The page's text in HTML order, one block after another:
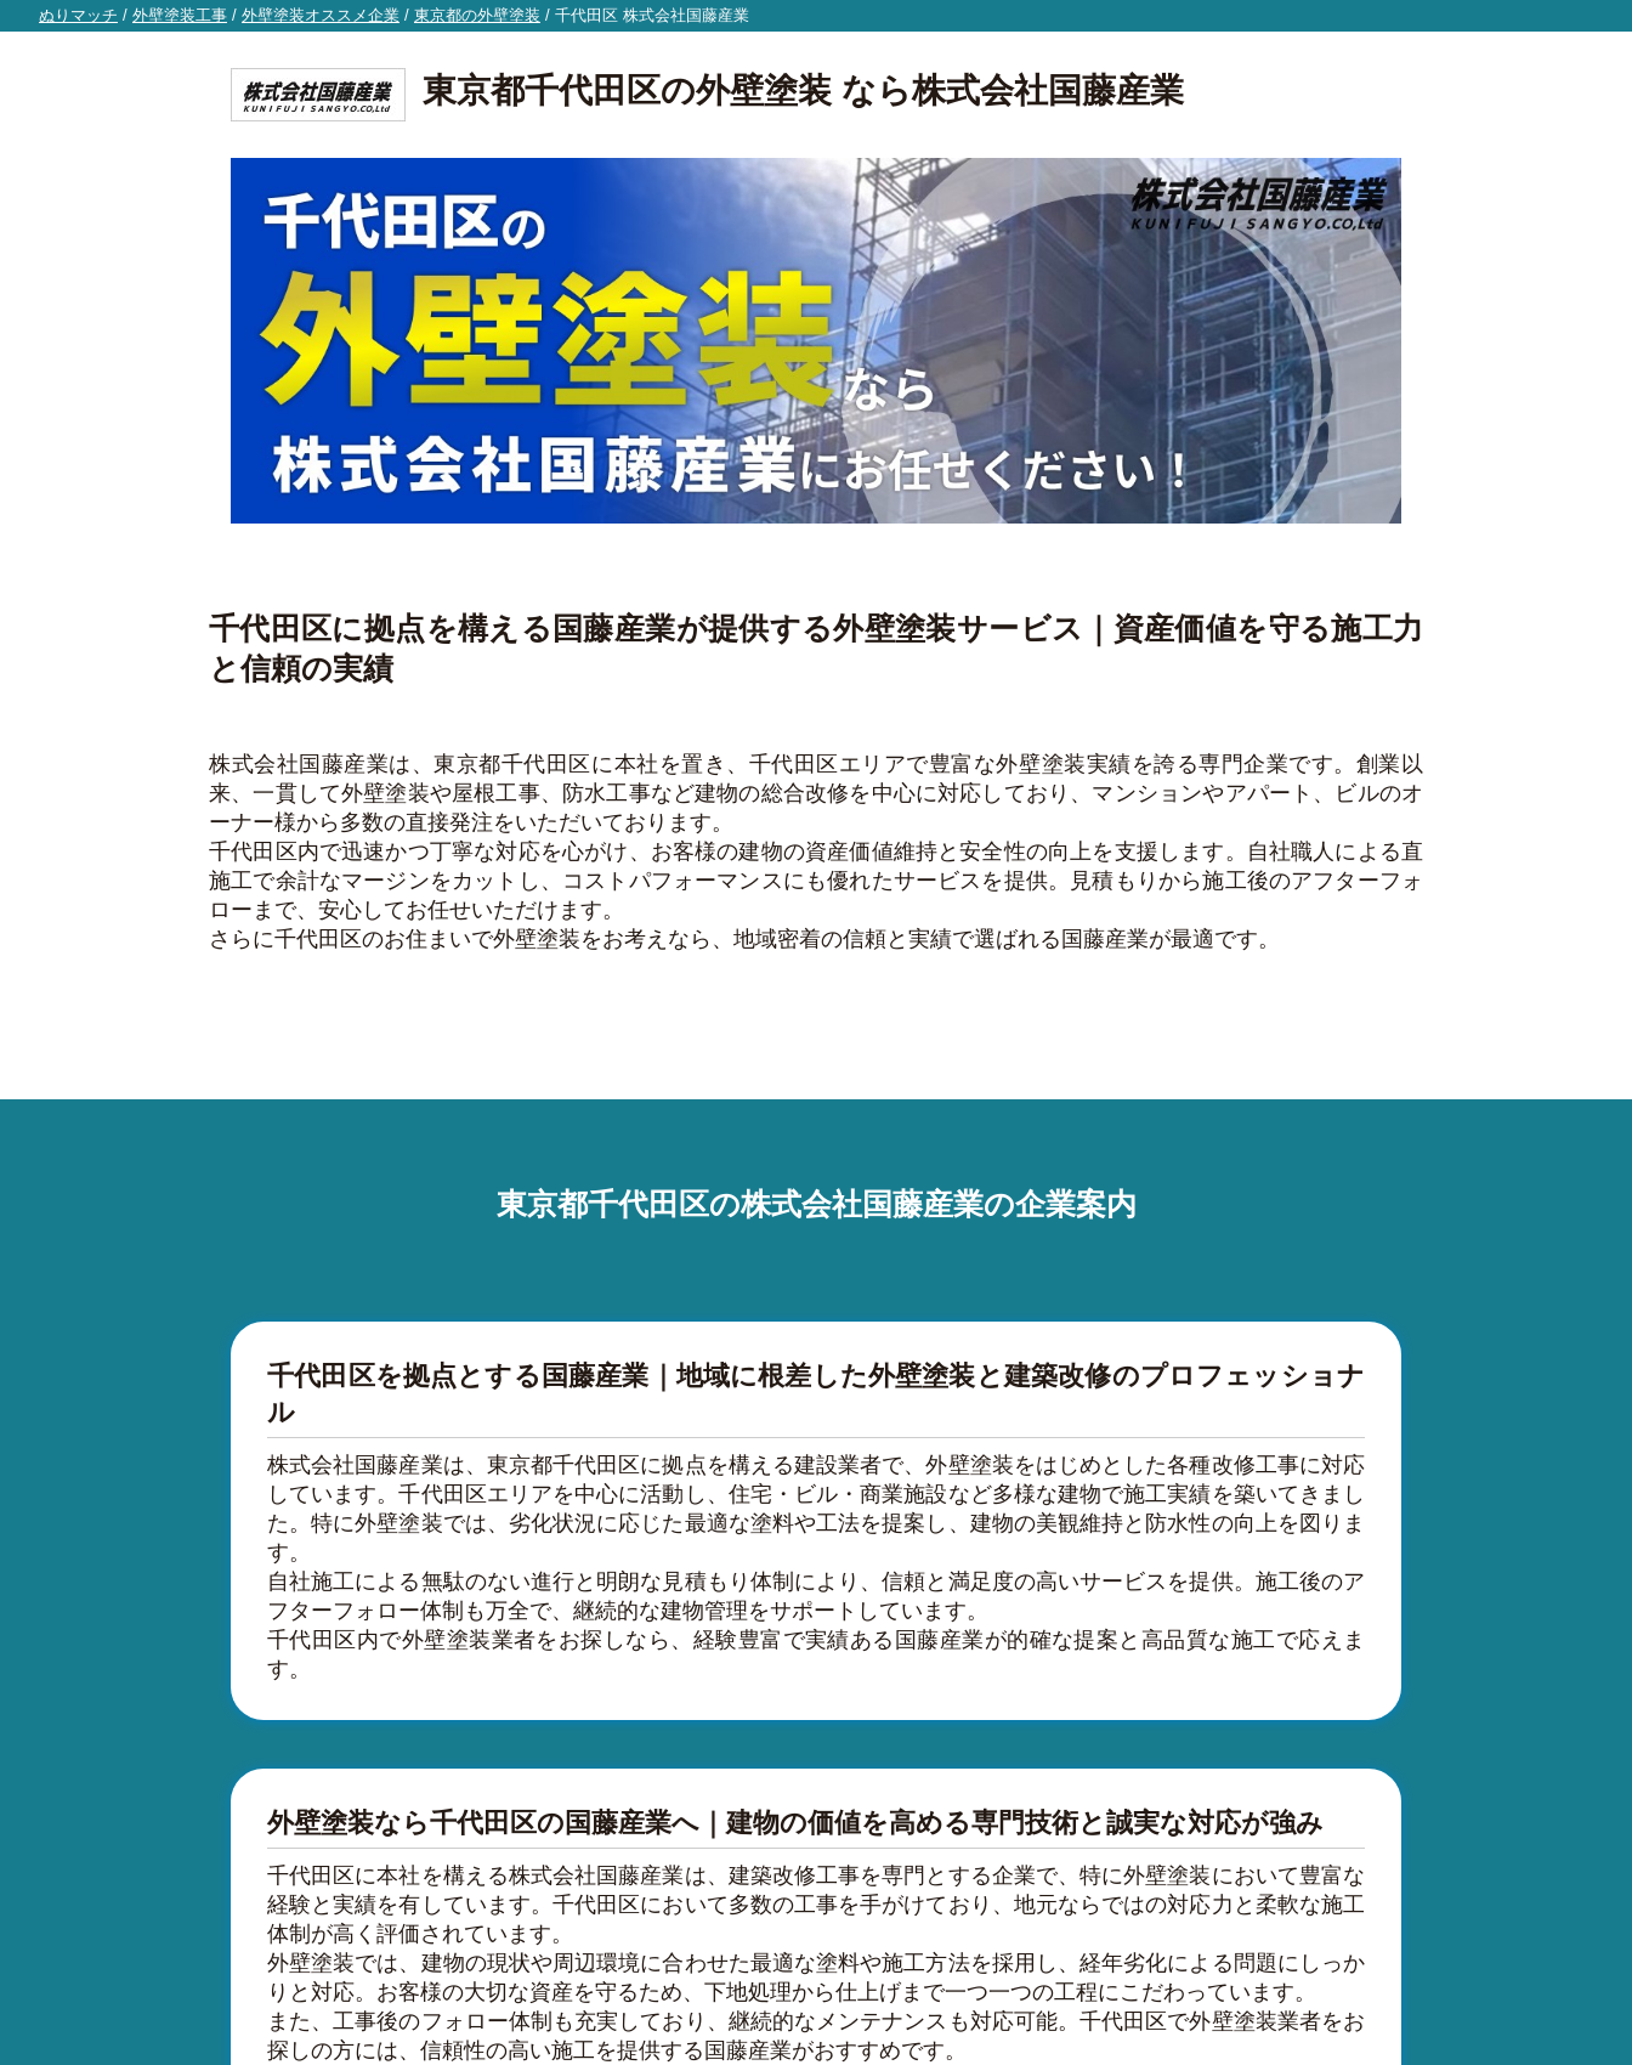
ぬりマッチ / 外壁塗装工事 / 外壁塗装オススメ企業 / 東京都の外壁塗装 / 千代田区 株式会社国藤産業
東京都千代田区の外壁塗装 なら株式会社国藤産業
千代田区に拠点を構える国藤産業が提供する外壁塗装サービス｜資産価値を守る施工力
と信頼の実績
株式会社国藤産業は、東京都千代田区に本社を置き、千代田区エリアで豊富な外壁塗装実績を誇る専門企業です。創業以
来、一貫して外壁塗装や屋根工事、防水工事など建物の総合改修を中心に対応しており、マンションやアパート、ビルのオ
ーナー様から多数の直接発注をいただいております。
千代田区内で迅速かつ丁寧な対応を心がけ、お客様の建物の資産価値維持と安全性の向上を支援します。自社職人による直
施工で余計なマージンをカットし、コストパフォーマンスにも優れたサービスを提供。見積もりから施工後のアフターフォ
ローまで、安心してお任せいただけます。
さらに千代田区のお住まいで外壁塗装をお考えなら、地域密着の信頼と実績で選ばれる国藤産業が最適です。
東京都千代田区の株式会社国藤産業の企業案内
千代田区を拠点とする国藤産業｜地域に根差した外壁塗装と建築改修のプロフェッショナ
ル
株式会社国藤産業は、東京都千代田区に拠点を構える建設業者で、外壁塗装をはじめとした各種改修工事に対応
しています。千代田区エリアを中心に活動し、住宅・ビル・商業施設など多様な建物で施工実績を築いてきまし
た。特に外壁塗装では、劣化状況に応じた最適な塗料や工法を提案し、建物の美観維持と防水性の向上を図りま
す。
自社施工による無駄のない進行と明朗な見積もり体制により、信頼と満足度の高いサービスを提供。施工後のア
フターフォロー体制も万全で、継続的な建物管理をサポートしています。
千代田区内で外壁塗装業者をお探しなら、経験豊富で実績ある国藤産業が的確な提案と高品質な施工で応えま
す。
外壁塗装なら千代田区の国藤産業へ｜建物の価値を高める専門技術と誠実な対応が強み
千代田区に本社を構える株式会社国藤産業は、建築改修工事を専門とする企業で、特に外壁塗装において豊富な
経験と実績を有しています。千代田区において多数の工事を手がけており、地元ならではの対応力と柔軟な施工
体制が高く評価されています。
外壁塗装では、建物の現状や周辺環境に合わせた最適な塗料や施工方法を採用し、経年劣化による問題にしっか
りと対応。お客様の大切な資産を守るため、下地処理から仕上げまで一つ一つの工程にこだわっています。
また、工事後のフォロー体制も充実しており、継続的なメンテナンスも対応可能。千代田区で外壁塗装業者をお
探しの方には、信頼性の高い施工を提供する国藤産業がおすすめです。